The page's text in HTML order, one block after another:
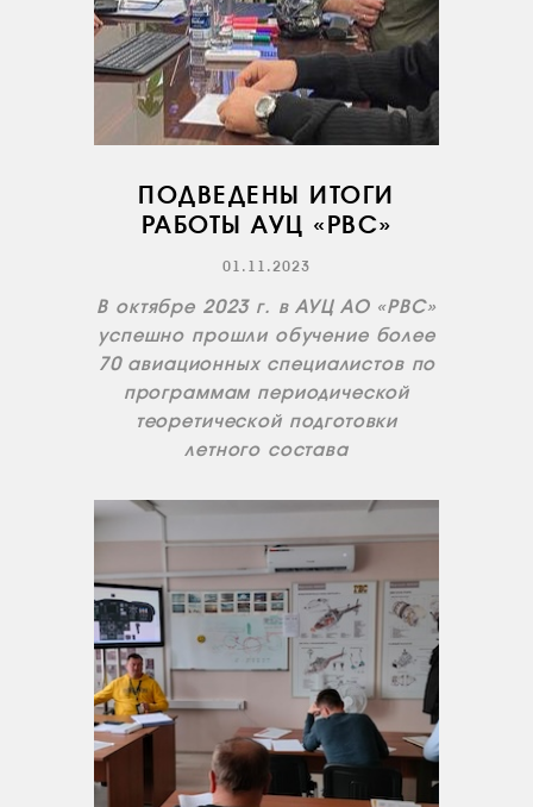
ДОКУМЕНТЫ
ВНУТРЕННИЕ
ДОКУМЕНТЫ
КОМПАНИИ
АВИАПАРК
ПОДВЕДЕНЫ ИТОГИ
РАБОТЫ АУЦ «РВС»
01.11.2023
В октябре 2023 г. в АУЦ АО «РВС»
успешно прошли обучение более
70 авиационных специалистов по
программам периодической
теоретической подготовки
летного состава